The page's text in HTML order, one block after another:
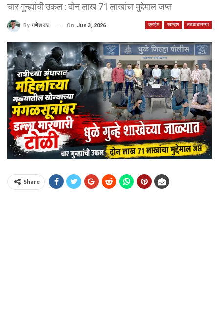
चार गुन्ह्यांची उकल : दोन लाख 71 लाखांचा मुद्देमाल जप्त
क्राईम खान्देश ठळक बातम्या
By गणेश वाघ On Jun 3, 2026
Share